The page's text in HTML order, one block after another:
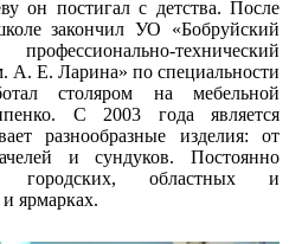
он постигал с детства. После
закончил УО «Бобруйский
технический
А. Е. Ларина» по специальности
столяром на мебельной
С 2003 года является
разнообразные изделия: от
и сундуков. Постоянно
городских, областных и
ярмарках.